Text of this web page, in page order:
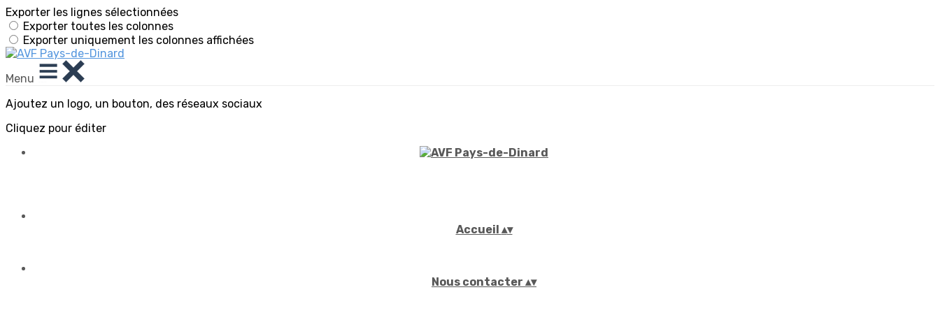
Exporter les lignes sélectionnées
Exporter toutes les colonnes
Exporter uniquement les colonnes affichées
Menu
Ajoutez un logo, un bouton, des réseaux sociaux
Cliquez pour éditer
Accueil ▴▾
Nous contacter ▴▾